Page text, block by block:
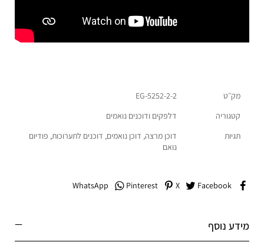
מק״ט
EG-5252-2-2
קטגוריה
דלפקים ודוכנים נואמים
תגיות
דוכן מרצה, דוכן נואמים, דוכנים לתערוכות, פודיום
נואם
Facebook
X
Pinterest
WhatsApp
מידע נוסף